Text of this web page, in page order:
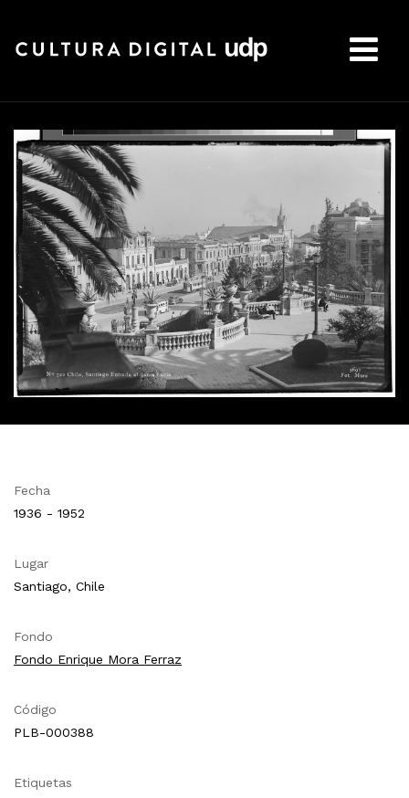
Fecha
1936 - 1952
Lugar
Santiago, Chile
Fondo
Fondo Enrique Mora Ferraz
Código
PLB-000388
Etiquetas